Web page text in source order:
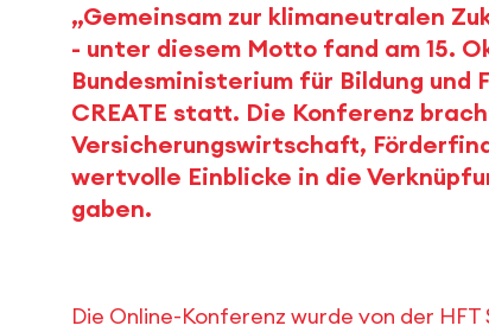
„Gemeinsam zur klimaneutralen
- unter diesem Motto fand am 15.
Bundesministerium für Bildung und
CREATE statt. Die Konferenz
Versicherungswirtschaft,
wertvolle Einblicke in die
gaben.
Die Online-Konferenz wurde von der